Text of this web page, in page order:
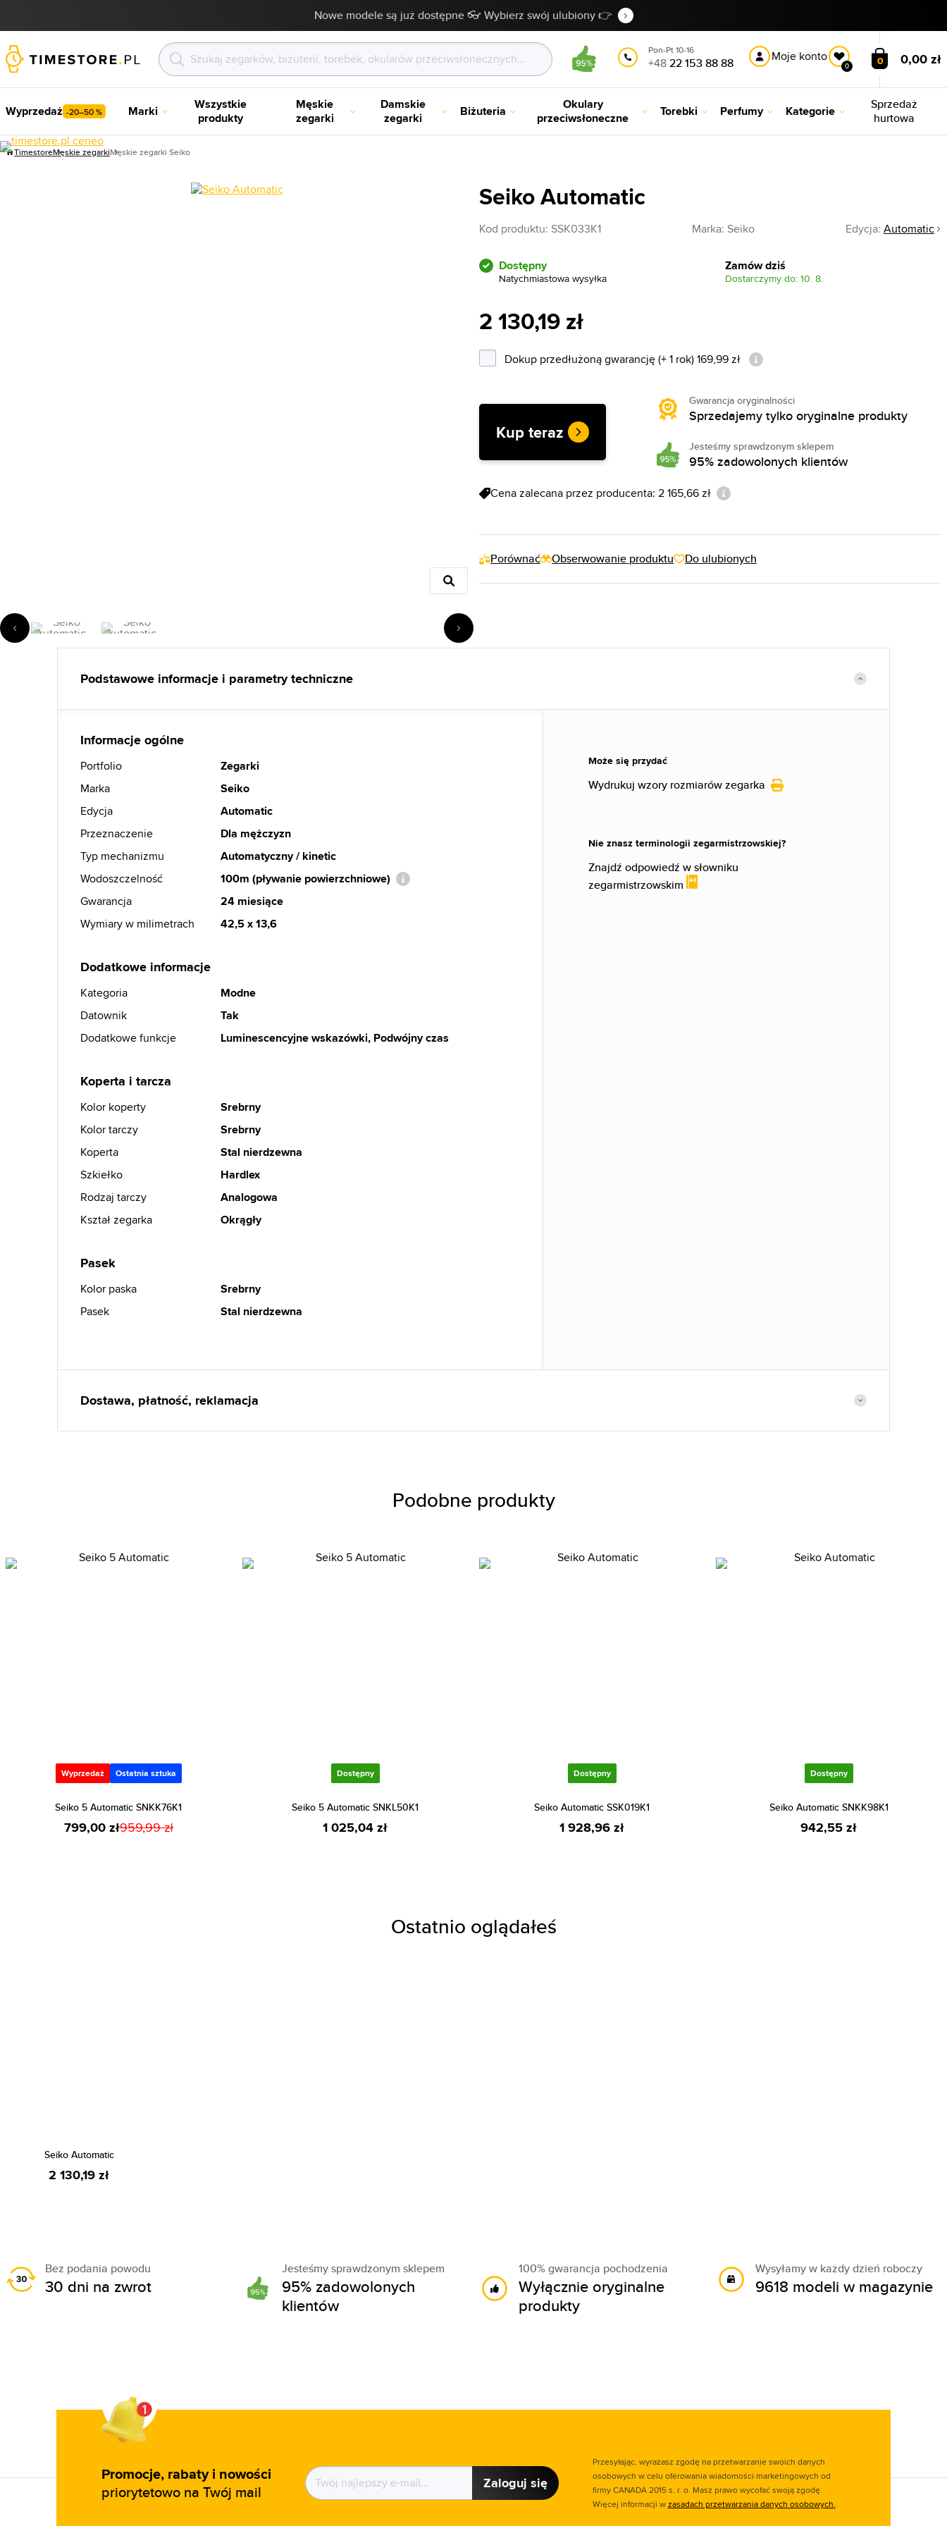
Nowe modele są już dostępne 👓 Wybierz swój ulubiony 👉
Pon-Pt 10-16
+4822 153 88 88 Moje konto
0 0 0,00 zł
Wyprzedaż -20–50 % Marki
Wszystkie
produkty
Męskie
zegarki
Damskie
zegarki
Biżuteria
Okulary
przeciwsłoneczne
Torebki Perfumy Kategorie
Sprzedaż
hurtowa
TimestoreMęskie zegarkiMęskie zegarki Seiko
Seiko Automatic
Kod produktu: SSK033K1 Marka: Seiko Edycja: Automatic
Dostępny
Natychmiastowa wysyłka
Zamów dziś
Dostarczymy do: 10. 8.
2 130,19 zł
Dokup przedłużoną gwarancję (+ 1 rok) 169,99 zł
Kup teraz
Gwarancja oryginalności
Sprzedajemy tylko oryginalne produkty
Jesteśmy sprawdzonym sklepem
95% zadowolonych klientów
Cena zalecana przez producenta: 2 165,66 zł
Porównać Obserwowanie produktu Do ulubionych
Podstawowe informacje i parametry techniczne
Informacje ogólne
Portfolio
Zegarki
Marka
Seiko
Edycja
Automatic
Przeznaczenie
Dla mężczyzn
Typ mechanizmu
Automatyczny / kinetic
Wodoszczelność
100m (pływanie powierzchniowe)
Gwarancja
24 miesiące
Wymiary w milimetrach
42,5 x 13,6
Dodatkowe informacje
Kategoria
Modne
Datownik
Tak
Dodatkowe funkcje
Luminescencyjne wskazówki, Podwójny czas
Koperta i tarcza
Kolor koperty
Srebrny
Kolor tarczy
Srebrny
Koperta
Stal nierdzewna
Szkiełko
Hardlex
Rodzaj tarczy
Analogowa
Kształ zegarka
Okrągły
Pasek
Kolor paska
Srebrny
Pasek
Stal nierdzewna
Może się przydać
Wydrukuj wzory rozmiarów zegarka
Nie znasz terminologii zegarmistrzowskiej?
Znajdź odpowiedź w słowniku
zegarmistrzowskim
Dostawa, płatność, reklamacja
Podobne produkty
Wyprzedaż Ostatnia sztuka
Seiko 5 Automatic SNKK76K1
799,00 zł959,99 zł
Dostępny
Seiko 5 Automatic SNKL50K1
1 025,04 zł
Dostępny
Seiko Automatic SSK019K1
1 928,96 zł
Dostępny
Seiko Automatic SNKK98K1
942,55 zł
Ostatnio oglądałeś
Seiko Automatic
2 130,19 zł
Bez podania powodu
30 dni na zwrot
Jesteśmy sprawdzonym sklepem
95% zadowolonych
klientów
100% gwarancja pochodzenia
Wyłącznie oryginalne
produkty
Wysyłamy w każdy dzień roboczy
9618 modeli w magazynie
Promocje, rabaty i nowości
priorytetowo na Twój mail Zaloguj się
Przesyłając, wyrażasz zgodę na przetwarzanie swoich danych
osobowych w celu oferowania wiadomości marketingowych od
firmy CANADA 2015 s. r. o. Masz prawo wycofać swoją zgodę.
Więcej informacji wzasadach przetwarzania danych osobowych..